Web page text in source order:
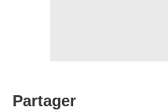
Partager